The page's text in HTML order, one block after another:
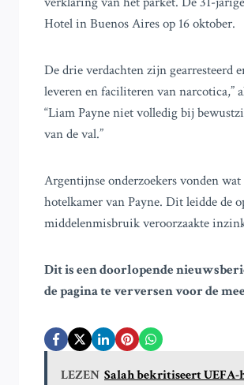
Hotel in Buenos Aires op 16 oktober.
De drie verdachten zijn gearresteerd
leveren en faciliteren van narcotica,”
“Liam Payne niet volledig bij
van de val.”
Argentijnse onderzoekers vonden
hotelkamer van Payne. Dit leidde de
middelenmisbruik veroorzaakte
Dit is een doorlopende
de pagina te verversen voor de
LEZEN Salah bekritiseert UEFA-